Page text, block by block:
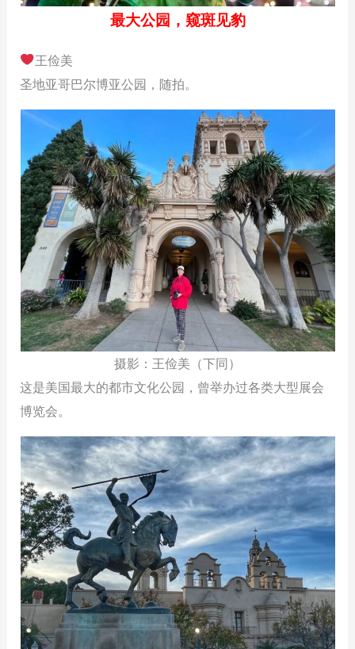
最大公园，窥斑见豹
王俭美
圣地亚哥巴尔博亚公园，随拍。
摄影：王俭美（下同）
这是美国最大的都市文化公园，曾举办过各类大型展会
博览会。